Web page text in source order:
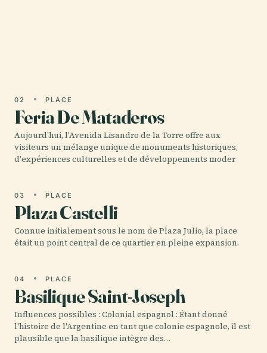
02 PLACE
Feria De Mataderos
Aujourd'hui, l'Avenida Lisandro de la Torre offre aux
visiteurs un mélange unique de monuments historiques,
d'expériences culturelles et de développements moder
03 PLACE
Plaza Castelli
Connue initialement sous le nom de Plaza Julio, la place
était un point central de ce quartier en pleine expansion.
04 PLACE
Basilique Saint-Joseph
Influences possibles : Colonial espagnol : Étant donné
l'histoire de l'Argentine en tant que colonie espagnole, il est
plausible que la basilique intègre des…